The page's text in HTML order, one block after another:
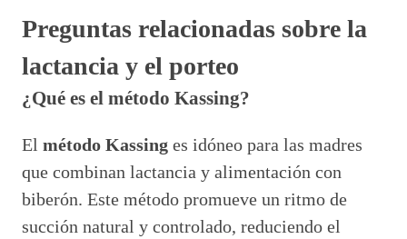
Preguntas relacionadas sobre la
lactancia y el porteo
¿Qué es el método Kassing?
El método Kassing es idóneo para las madres
que combinan lactancia y alimentación con
biberón. Este método promueve un ritmo de
succión natural y controlado, reduciendo el